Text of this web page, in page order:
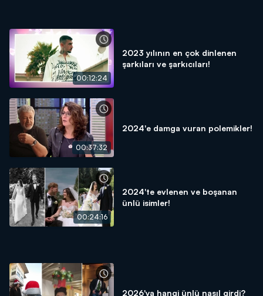
00:12:24
2023 yılının en çok dinlenen
şarkıları ve şarkıcıları!
00:37:32
2024'e damga vuran polemikler!
00:24:16
2024'te evlenen ve boşanan
ünlü isimler!
2026'ya hangi ünlü nasıl girdi?